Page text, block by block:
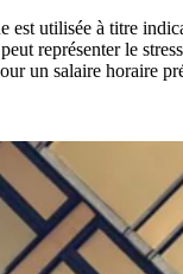
utilisée à titre
représenter le
un salaire horaire